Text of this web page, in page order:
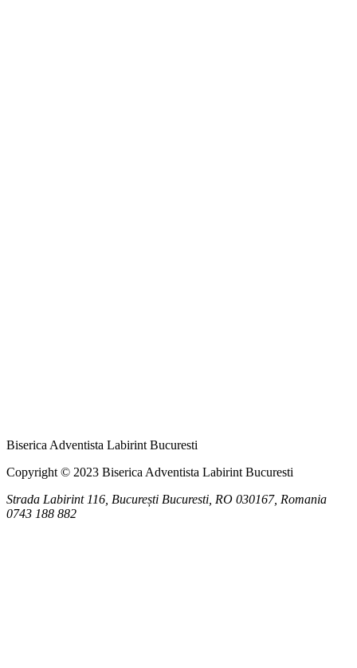
Biserica Adventista Labirint Bucuresti
Copyright © 2023 Biserica Adventista Labirint Bucuresti
Strada Labirint 116, București Bucuresti, RO 030167, Romania
0743 188 882